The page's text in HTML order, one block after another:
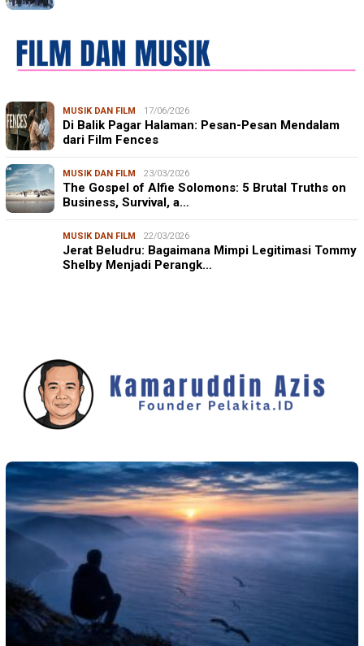
MUSIK DAN FILM 17/06/2026
Di Balik Pagar Halaman: Pesan-Pesan Mendalam
dari Film Fences
MUSIK DAN FILM 23/03/2026
The Gospel of Alfie Solomons: 5 Brutal Truths on
Business, Survival, a…
MUSIK DAN FILM 22/03/2026
Jerat Beludru: Bagaimana Mimpi Legitimasi Tommy
Shelby Menjadi Perangk…